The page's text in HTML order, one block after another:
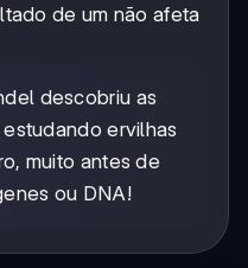
de um não afeta
descobriu as
ervilhas
muito antes de
ou DNA!